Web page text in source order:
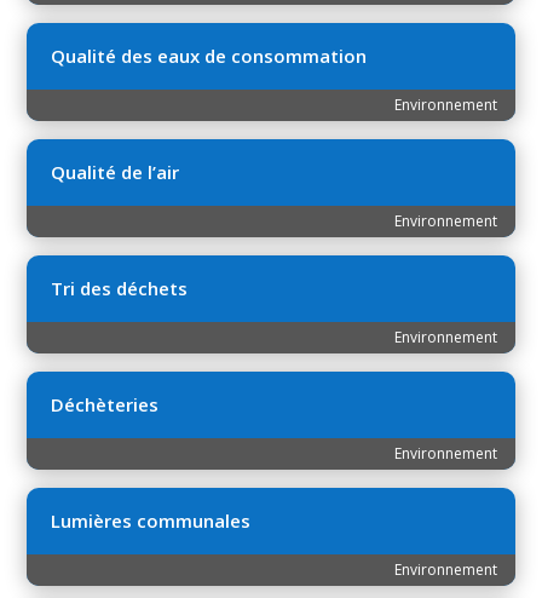
Qualité des eaux de consommation
Environnement
Qualité de l’air
Environnement
Tri des déchets
Environnement
Déchèteries
Environnement
Lumières communales
Environnement